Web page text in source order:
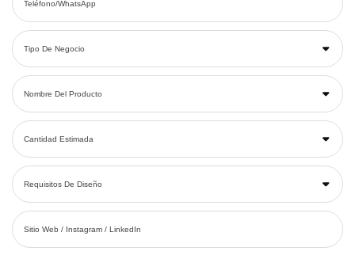
Teléfono/WhatsApp
Tipo De Negocio
Nombre Del Producto
Cantidad Estimada
Requisitos De Diseño
Sitio Web / Instagram / LinkedIn